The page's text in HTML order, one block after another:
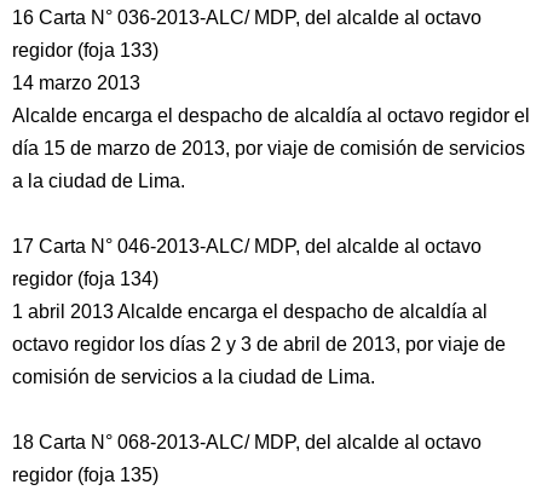
16 Carta N° 036-2013-ALC/ MDP, del alcalde al octavo
regidor (foja 133)
14 marzo 2013
Alcalde encarga el despacho de alcaldía al octavo regidor el
día 15 de marzo de 2013, por viaje de comisión de servicios
a la ciudad de Lima.
17 Carta N° 046-2013-ALC/ MDP, del alcalde al octavo
regidor (foja 134)
1 abril 2013 Alcalde encarga el despacho de alcaldía al
octavo regidor los días 2 y 3 de abril de 2013, por viaje de
comisión de servicios a la ciudad de Lima.
18 Carta N° 068-2013-ALC/ MDP, del alcalde al octavo
regidor (foja 135)